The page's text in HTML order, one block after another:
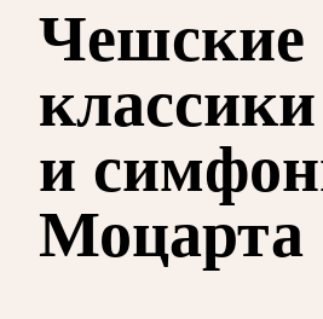
Чешские
классики
и
Моцарта